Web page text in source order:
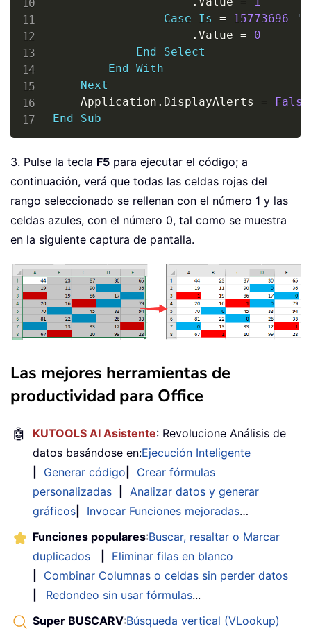
Case
Is = 15773696
. Value =
0
End
Select
End
With
Next
    Application
. DisplayAlerts =
False
End
Sub
3. Pulse la tecla F5 para ejecutar el código; a
continuación, verá que todas las celdas rojas del
rango seleccionado se rellenan con el número 1 y las
celdas azules, con el número 0, tal como se muestra
en la siguiente captura de pantalla.
Las mejores herramientas de
productividad para Office
🤖 KUTOOLS AI Asistente: Revolucione Análisis de
datos basándose en:Ejecución Inteligente
Generar código
Crear fórmulas
personalizadas
Analizar datos y generar
gráficos
Invocar Funciones mejoradas…
Funciones populares:Buscar, resaltar o Marcar
duplicados
Eliminar filas en blanco
Combinar Columnas o celdas sin perder datos
Redondeo sin usar fórmulas...
Super BUSCARV:Búsqueda vertical (VLookup)